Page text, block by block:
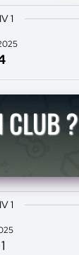
1
CLUB ?
1
1